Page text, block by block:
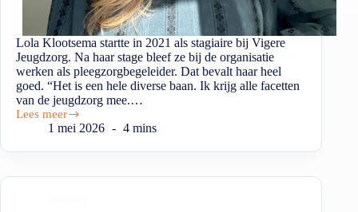
Lola Klootsema startte in 2021 als stagiaire bij Vigere
Jeugdzorg. Na haar stage bleef ze bij de organisatie
werken als pleegzorgbegeleider. Dat bevalt haar heel
goed. “Het is een hele diverse baan. Ik krijg alle facetten
van de jeugdzorg mee.…
Lees meer
1 mei 2026 4 mins